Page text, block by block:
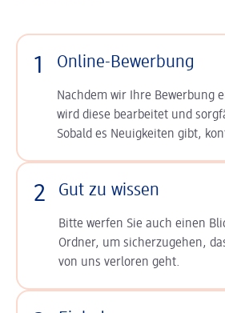
1 Online-Bewerbung
Nachdem wir Ihre Bewerbung
wird diese bearbeitet und
Sobald es Neuigkeiten gibt,
2 Gut zu wissen
Bitte werfen Sie auch einen
Ordner, um sicherzugehen,
von uns verloren geht.